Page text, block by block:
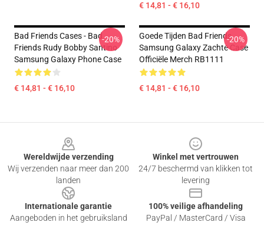
€ 14,81 - € 16,10
Bad Friends Cases - Bad
Friends Rudy Bobby Santino
Samsung Galaxy Phone Case
€ 14,81 - € 16,10
-20%
Goede Tijden Bad Friends
Samsung Galaxy Zachte Case
Officiële Merch RB1111
€ 14,81 - € 16,10
-20%
Wereldwijde verzending
Wij verzenden naar meer dan 200
landen
Winkel met vertrouwen
24/7 beschermd van klikken tot
levering
Internationale garantie
Aangeboden in het gebruiksland
100% veilige afhandeling
PayPal / MasterCard / Visa